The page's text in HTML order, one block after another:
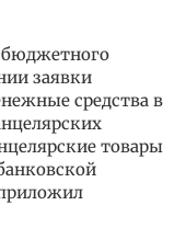
бюджетного
заявки
средства в
товары